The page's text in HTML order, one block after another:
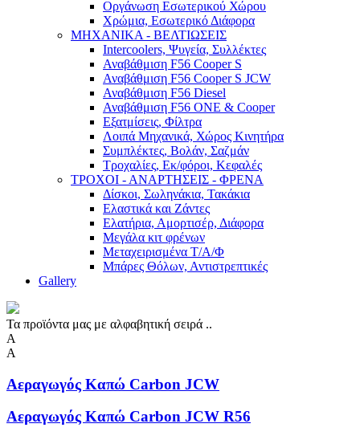
Οργάνωση Εσωτερικού Χώρου
Χρώμια, Εσωτερικό Διάφορα
ΜΗΧΑΝΙΚΑ - ΒΕΛΤΙΩΣΕΙΣ
Intercoolers, Ψυγεία, Συλλέκτες
Αναβάθμιση F56 Cooper S
Αναβάθμιση F56 Cooper S JCW
Αναβάθμιση F56 Diesel
Αναβάθμιση F56 ONE & Cooper
Εξατμίσεις, Φίλτρα
Λοιπά Μηχανικά, Χώρος Κινητήρα
Συμπλέκτες, Βολάν, Σαζμάν
Τροχαλίες, Εκ/φόροι, Κεφαλές
ΤΡΟΧΟΙ - ΑΝΑΡΤΗΣΕΙΣ - ΦΡΕΝΑ
Δίσκοι, Σωληνάκια, Τακάκια
Ελαστικά και Ζάντες
Ελατήρια, Αμορτισέρ, Διάφορα
Μεγάλα κιτ φρένων
Μεταχειρισμένα Τ/Α/Φ
Μπάρες Θόλων, Αντιστρεπτικές
Gallery
Τα προϊόντα μας με αλφαβητική σειρά ..
Α
Α
Αεραγωγός Καπώ Carbon JCW
Αεραγωγός Καπώ Carbon JCW R56